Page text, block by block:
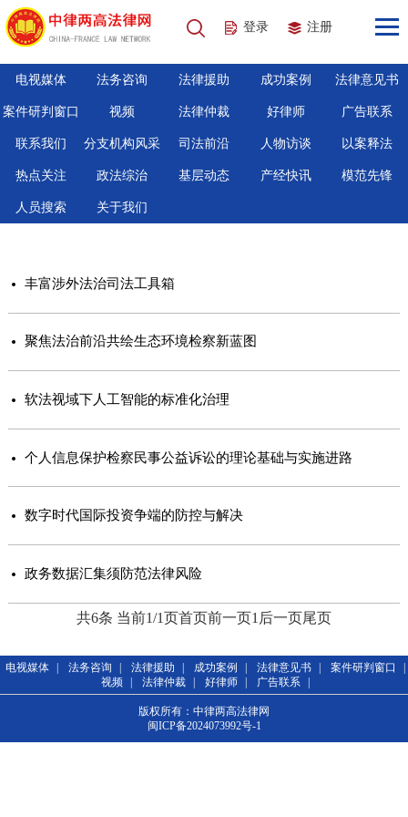
登录 注册
电视媒体 法务咨询 法律援助 成功案例 法律意见书
案件研判窗口 视频 法律仲裁 好律师 广告联系
联系我们 分支机构风采 司法前沿 人物访谈 以案释法
热点关注 政法综治 基层动态 产经快讯 模范先锋
人员搜索 关于我们
丰富涉外法治司法工具箱
聚焦法治前沿共绘生态环境检察新蓝图
软法视域下人工智能的标准化治理
个人信息保护检察民事公益诉讼的理论基础与实施进路
数字时代国际投资争端的防控与解决
政务数据汇集须防范法律风险
共6条 当前1/1页首页前一页1 后一页尾页
电视媒体 | 法务咨询 | 法律援助 | 成功案例 | 法律意见书 | 案件研判窗口
|
视频
| 法律仲裁 | 好律师 | 广告联系 |
版权所有：中律两高法律网
闽ICP备2024073992号-1